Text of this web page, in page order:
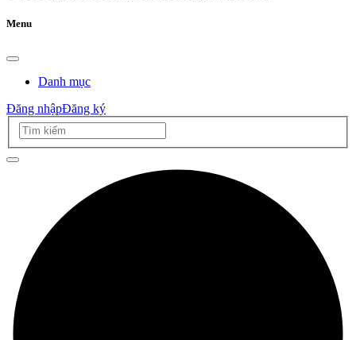
Menu
Danh mục
Đăng nhậpĐăng ký